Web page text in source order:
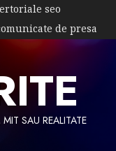
seo
de presa
SAU REALITATE